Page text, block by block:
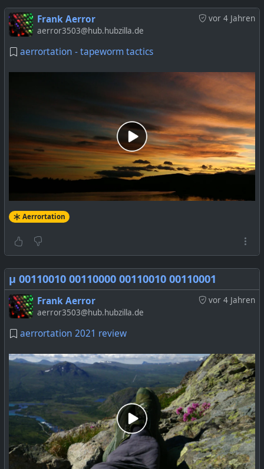
vor 4 Jahren
Frank Aerror
aerror3503@hub.hubzilla.de
aerrortation - tapeworm tactics
Aerrortation
μ 00110010 00110000 00110010 00110001
vor 4 Jahren
Frank Aerror
aerror3503@hub.hubzilla.de
aerrortation 2021 review